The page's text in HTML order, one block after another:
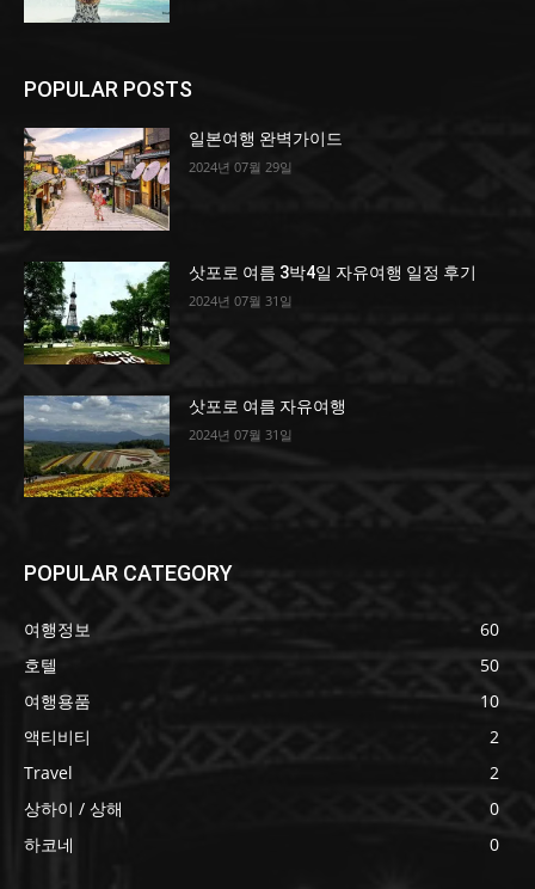
POPULAR POSTS
일본여행 완벽가이드
2024년 07월 29일
삿포로 여름 3박4일 자유여행 일정 후기
2024년 07월 31일
삿포로 여름 자유여행
2024년 07월 31일
POPULAR CATEGORY
여행정보
60
호텔
50
여행용품
10
액티비티
2
Travel
2
상하이 / 상해
0
하코네
0